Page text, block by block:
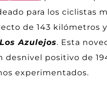
para los ciclistas
de 143 kilómetros
Los Azulejos. Esta
desnivel positivo de
experimentados.